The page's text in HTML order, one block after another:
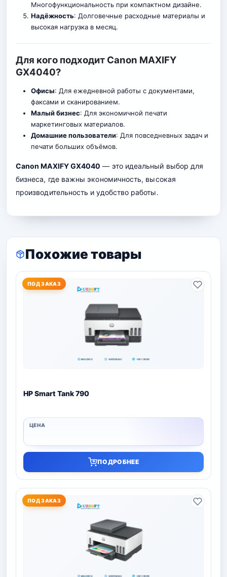
Многофункциональность при компактном дизайне.
Надёжность: Долговечные расходные материалы и
высокая нагрузка в месяц.
Для кого подходит Canon MAXIFY
GX4040?
Офисы: Для ежедневной работы с документами,
факсами и сканированием.
Малый бизнес: Для экономичной печати
маркетинговых материалов.
Домашние пользователи: Для повседневных задач и
печати больших объёмов.
Canon MAXIFY GX4040 — это идеальный выбор для
бизнеса, где важны экономичность, высокая
производительность и удобство работы.
Похожие товары
ПОД ЗАКАЗ
HP Smart Tank 790
ПОДРОБНЕЕ
ПОД ЗАКАЗ